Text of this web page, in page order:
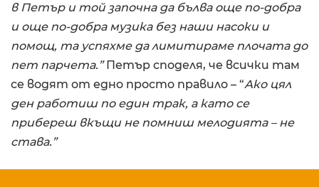
в Петър и той започна да бълва още по-добра
и още по-добра музика без наши насоки и
помощ, та успяхме да лимитираме плочата до
пет парчета.”Петър споделя, че всички там
се водят от едно просто правило – “Ако цял
ден работиш по един трак, а като се
прибереш вкъщи не помниш мелодията – не
става.”